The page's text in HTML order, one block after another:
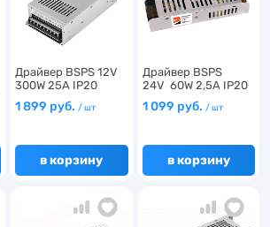
Драйвер BSPS 12V
300W 25A IP20
(3г.г…
1 899 руб./ шт
в корзину
Драйвер BSPS
24V 60W 2,5A IP20
(5г.…
1 099 руб. / шт
в корзину